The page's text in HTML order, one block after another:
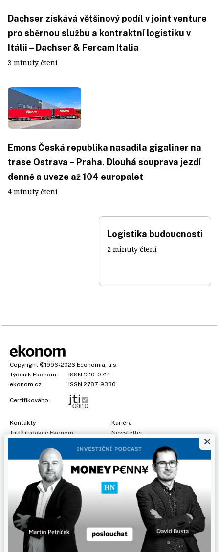
Dachser získává většinový podíl v joint venture
pro sběrnou službu a kontraktní logistiku v
Itálii – Dachser & Fercam Italia
3 minuty čtení
Emons Česká republika nasadila gigaliner na
trase Ostrava – Praha. Dlouhá souprava jezdí
denně a uveze až 104 europalet
4 minuty čtení
Logistika budoucnosti
2 minuty čtení
Copyright ©1996-2026 Economia, a.s.
Týdeník Ekonom
ISSN 1210-0714
ekonom.cz
ISSN 2787-9380
Certifikováno:
Kontakty
Tiráž redakce Ekonom
Kariéra
Newsletter
Prohlášení o cookies
Nastavení soukromí
Ochrana osobních údajů
Inzerce
, obchodní garant: Adéla Formáčková,+420 739 500 832
Jakékoliv užití obsahu, včetně převzetí článků, je bez souhlasu
Economia, a.s. zapovězeno. Bez souhlasu Economia, a.s. je
zapovězeno též rozmnožování obsahu pro účely automatizované
analýzy textů nebo dat podle ustanovení § 39c autorského zákona.
×